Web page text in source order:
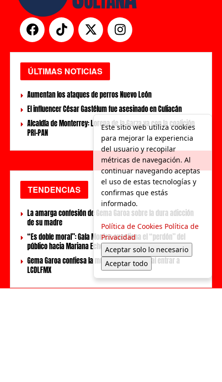
ÚLTIMAS NOTICIAS
Aumentan los ataques de perros Nuevo León
El influencer César Gastélum fue asesinado en Culiacán
Alcaldía de Monterrey: Lorena de la Garza va con la coalición
PRI-PAN
TENDENCIAS
La amarga confesión de Gema Garoa sobre la dura adicción
de su madre
“Es doble moral”: Gala Montes cuestiona el “perdón” del
público hacia Mariana Echeverría
Gema Garoa confiesa la muerte de su padre al entrar a
LCDLFMX
Este sitio web utiliza cookies
para mejorar la experiencia
del usuario y recopilar
métricas de navegación. Al
continuar navegando aceptas
el uso de estas tecnologías y
confirmas que estás
informado.
Política de Cookies Política de
Privacidad
Aceptar solo lo necesario
Aceptar todo